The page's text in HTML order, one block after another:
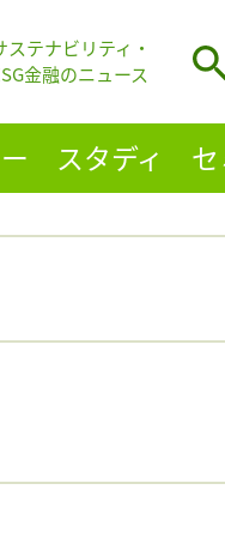
ステナビリティ・
金融のニュース
スタディ